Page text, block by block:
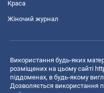
Краса
Жіночий журнал
Використання будь-яких
розміщених на цьому сайті
піддоменах, в будь-якому
Дозволяється використання